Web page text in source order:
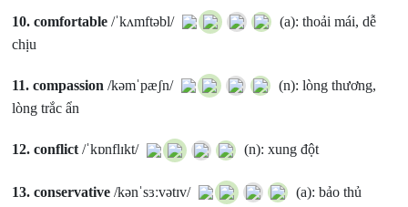
10.comfortable /ˈkʌmftəbl/
(a): thoải mái, dễ
chịu
11.compassion /kəmˈpæʃn/
(n): lòng thương,
lòng trắc ẩn
12.conflict/ˈkɒnflɪkt/ (n): xung đột
13.conservative /kənˈsɜːvətɪv/ (a): bảo thủ